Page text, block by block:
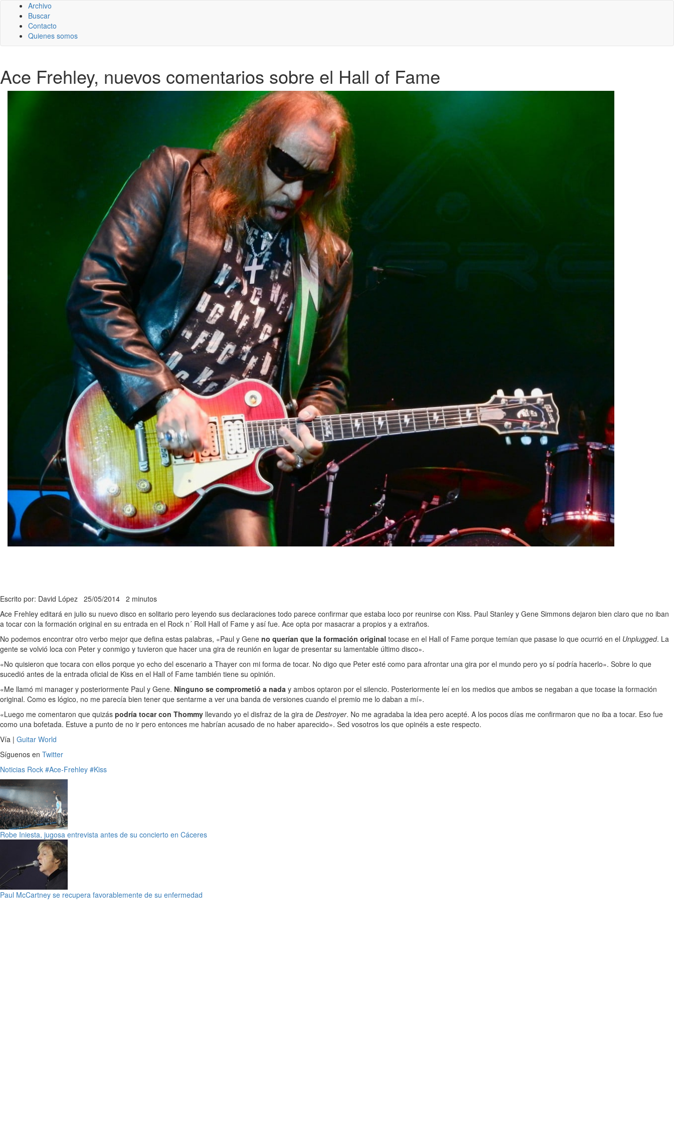
Archivo
Buscar
Contacto
Quienes somos
Ace Frehley, nuevos comentarios sobre el Hall of Fame
Escrito por: David López 25/05/2014 2 minutos
Ace Frehley editará en julio su nuevo disco en solitario pero leyendo sus declaraciones todo parece confirmar que estaba loco por reunirse con Kiss. Paul Stanley y Gene Simmons dejaron bien claro que no iban
a tocar con la formación original en su entrada en el Rock n´ Roll Hall of Fame y así fue. Ace opta por masacrar a propios y a extraños.
No podemos encontrar otro verbo mejor que defina estas palabras, «Paul y Gene no querían que la formación original tocase en el Hall of Fame porque temían que pasase lo que ocurrió en el Unplugged. La
gente se volvió loca con Peter y conmigo y tuvieron que hacer una gira de reunión en lugar de presentar su lamentable último disco».
«No quisieron que tocara con ellos porque yo echo del escenario a Thayer con mi forma de tocar. No digo que Peter esté como para afrontar una gira por el mundo pero yo sí podría hacerlo». Sobre lo que
sucedió antes de la entrada oficial de Kiss en el Hall of Fame también tiene su opinión.
«Me llamó mi manager y posteriormente Paul y Gene. Ninguno se comprometió a nada y ambos optaron por el silencio. Posteriormente leí en los medios que ambos se negaban a que tocase la formación
original. Como es lógico, no me parecía bien tener que sentarme a ver una banda de versiones cuando el premio me lo daban a mí».
«Luego me comentaron que quizás podría tocar con Thommy llevando yo el disfraz de la gira de Destroyer. No me agradaba la idea pero acepté. A los pocos días me confirmaron que no iba a tocar. Eso fue
como una bofetada. Estuve a punto de no ir pero entonces me habrían acusado de no haber aparecido». Sed vosotros los que opinéis a este respecto.
Vía | Guitar World
Síguenos en Twitter
Noticias Rock #Ace-Frehley #Kiss
Robe Iniesta, jugosa entrevista antes de su concierto en Cáceres
Paul McCartney se recupera favorablemente de su enfermedad